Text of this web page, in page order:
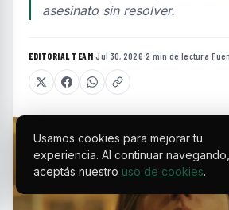
asesinato sin resolver.
EDITORIAL TEAM·Jul 30, 2026·2 min de lectura·
Usamos cookies para mejorar tu
experiencia. Al continuar navegando,
aceptás nuestro uso de cookies.